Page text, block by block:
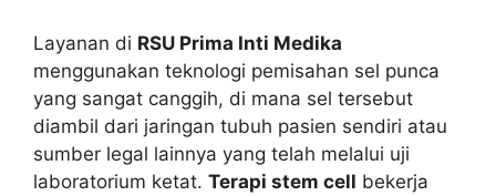
Layanan di RSU Prima Inti Medika
menggunakan teknologi pemisahan sel punca
yang sangat canggih, di mana sel tersebut
diambil dari jaringan tubuh pasien sendiri atau
sumber legal lainnya yang telah melalui uji
laboratorium ketat. Terapi stem cell bekerja